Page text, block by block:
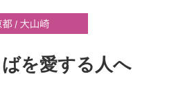
を愛する人へ